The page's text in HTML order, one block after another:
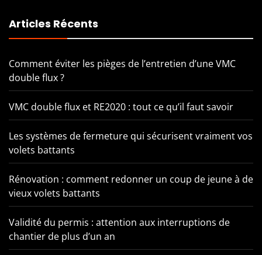
Articles Récents
Comment éviter les pièges de l’entretien d’une VMC
double flux ?
VMC double flux et RE2020 : tout ce qu’il faut savoir
Les systèmes de fermeture qui sécurisent vraiment vos
volets battants
Rénovation : comment redonner un coup de jeune à de
vieux volets battants
Validité du permis : attention aux interruptions de
chantier de plus d’un an